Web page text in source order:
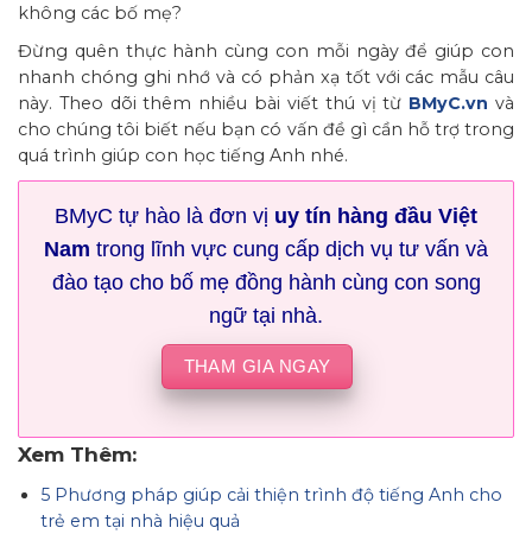
không các bố mẹ?
Đừng quên thực hành cùng con mỗi ngày để giúp con
nhanh chóng ghi nhớ và có phản xạ tốt với các mẫu câu
này. Theo dõi thêm nhiều bài viết thú vị từ BMyC.vn và
cho chúng tôi biết nếu bạn có vấn đề gì cần hỗ trợ trong
quá trình giúp con học tiếng Anh nhé.
BMyC tự hào là đơn vị uy tín hàng đầu Việt
Nam trong lĩnh vực cung cấp dịch vụ tư vấn và
đào tạo cho bố mẹ đồng hành cùng con song
ngữ tại nhà.
THAM GIA NGAY
Xem Thêm:
5 Phương pháp giúp cải thiện trình độ tiếng Anh cho
trẻ em tại nhà hiệu quả